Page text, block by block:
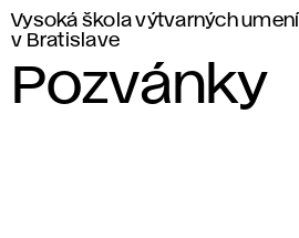
Vysoká škola výtvarných umení
v Bratislave
Pozvánky